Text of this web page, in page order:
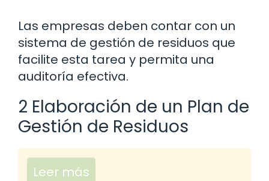
Las empresas deben contar con un
sistema de gestión de residuos que
facilite esta tarea y permita una
auditoría efectiva.
2 Elaboración de un Plan de
Gestión de Residuos
Leer más